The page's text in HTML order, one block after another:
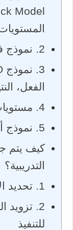
2. نموذج فيليبس للعائد على الاستثمار
الفعل،
4. مستويات كوفمان الخمسة للتقييم
5. نموذج أندرسون لتقييم التعلم
كيف يتم
التدريبية؟
1. تحديد الاتجاهات في بيانات التقييم
2. تزويد
للتنفيذ